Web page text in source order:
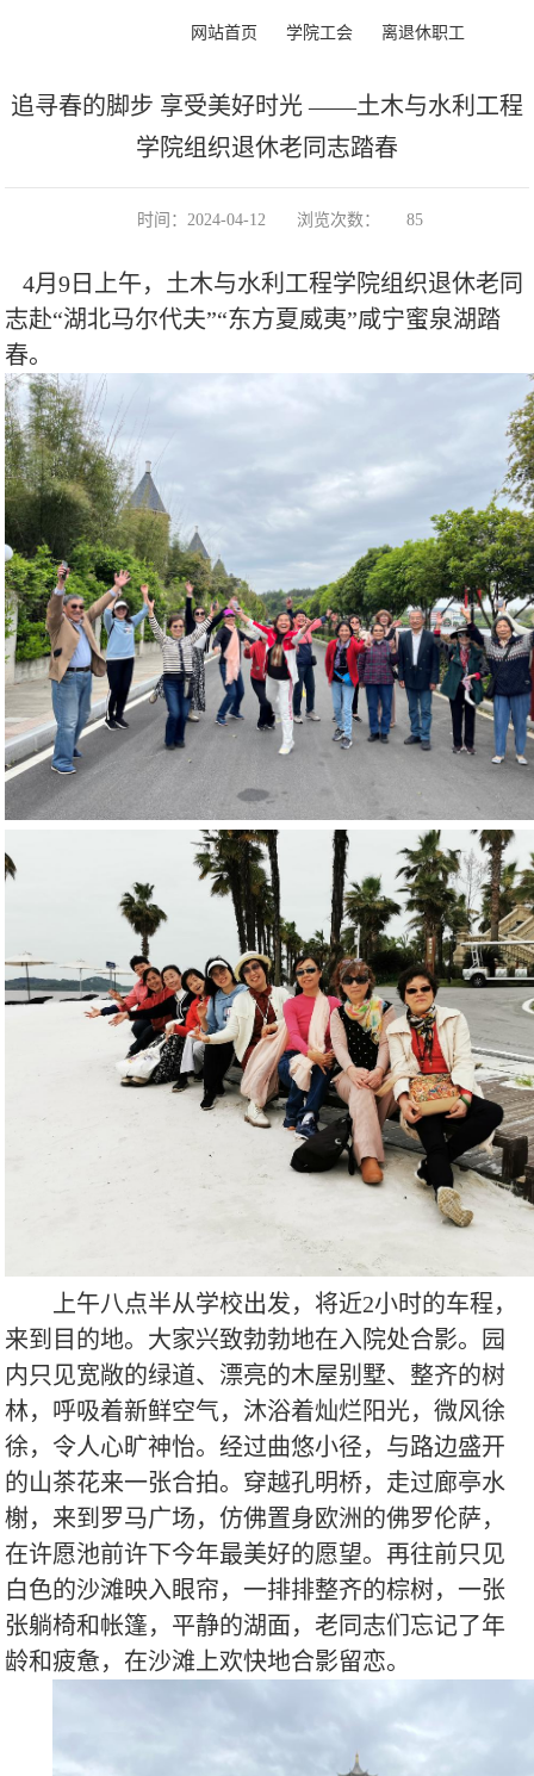
网站首页 学院工会 离退休职工
追寻春的脚步 享受美好时光 ——土木与水利工程
学院组织退休老同志踏春
时间：2024-04-12 浏览次数： 85
4月9 日上午，土木与水利工程学院组织退休老同
志赴“湖北马尔代夫”“东方夏威夷”咸宁蜜泉湖踏
春。
上午八点半从学校出发，将近2小时的车程，
来到目的地。大家兴致勃勃地在入院处合影。园
内 只见宽敞的绿道、漂亮的木屋别墅、整齐的树
林，呼吸着新鲜空气，沐浴着灿烂阳光，微风徐
徐，令人心旷神怡。经过曲悠小径，与路边盛开
的山茶花来一张合拍。穿越孔明桥，走过廊亭水
榭，来到罗马广场，仿佛置身欧洲的佛罗伦萨，
在许愿池前许下今年最美好的愿望。再往前只见
白色的沙滩映入眼帘，一排排整齐的棕树，一张
张躺椅和帐篷，平静的湖面，老同志们忘记了年
龄和疲惫，在沙滩上欢快地合影留恋。